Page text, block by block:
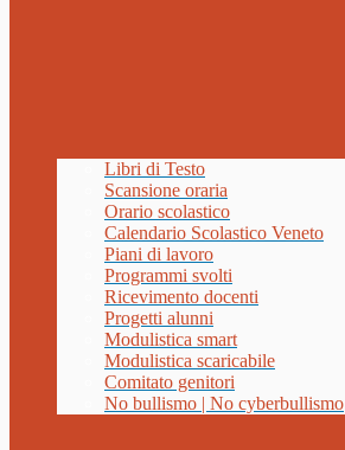
Libri di Testo
Scansione oraria
Orario scolastico
Calendario Scolastico Veneto
Piani di lavoro
Programmi svolti
Ricevimento docenti
Progetti alunni
Modulistica smart
Modulistica scaricabile
Comitato genitori
No bullismo | No cyberbullismo